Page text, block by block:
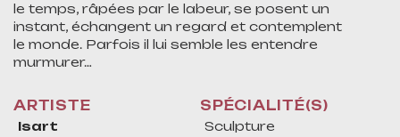
le temps, râpées par le labeur, se posent un
instant, échangent un regard et contemplent
le monde. Parfois il lui semble les entendre
murmurer…
ARTISTE
Isart
SPÉCIALITÉ(S)
Sculpture